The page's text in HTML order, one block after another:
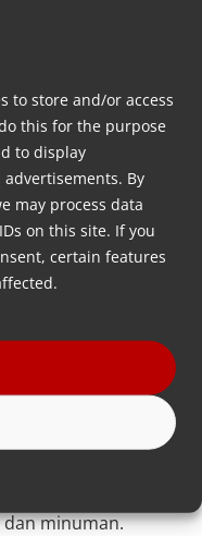
to store and/or access
this for the purpose
to display
By
may process data
on this site. If you
certain features
waktu henti
besar produsen
berapa banyak
pengukuran
tepat berapa
dengan
sebelumnya telah
lain.
kita temui
minuman.